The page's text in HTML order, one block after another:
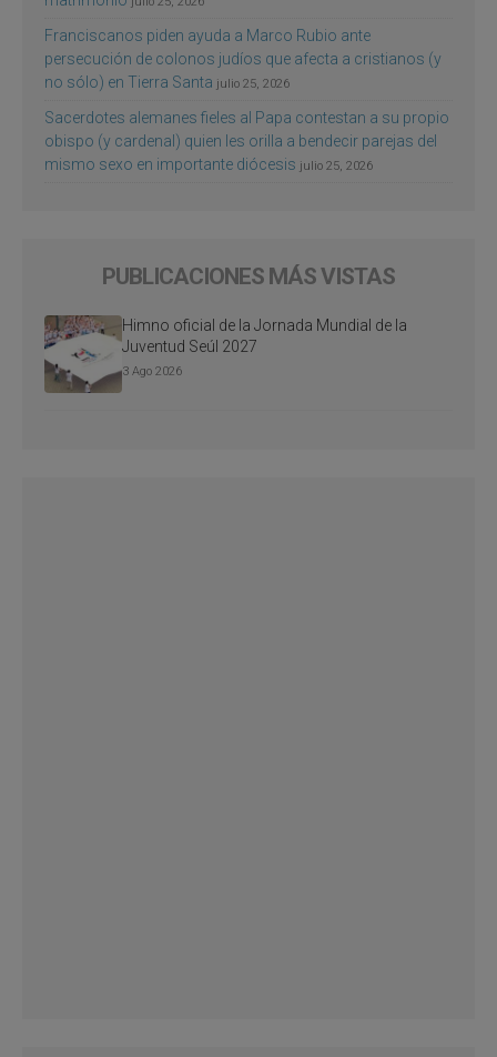
Franciscanos piden ayuda a Marco Rubio ante
persecución de colonos judíos que afecta a cristianos (y
no sólo) en Tierra Santa julio 25, 2026
Sacerdotes alemanes fieles al Papa contestan a su propio
obispo (y cardenal) quien les orilla a bendecir parejas del
mismo sexo en importante diócesis julio 25, 2026
PUBLICACIONES MÁS VISTAS
Himno oficial de la Jornada Mundial de la
Juventud Seúl 2027
3 Ago 2026